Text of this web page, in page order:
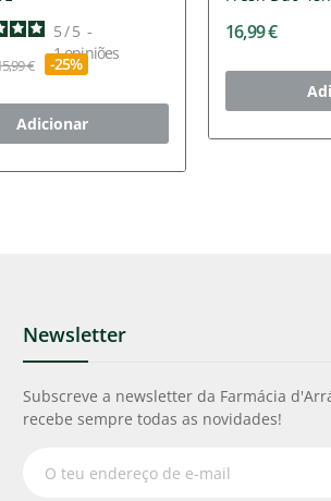
5/5 -
1opiniões
€ -25%
Adicionar
16,99 €
Newsletter
Subscreve a newsletter da Farmácia
recebe sempre todas as novidades!